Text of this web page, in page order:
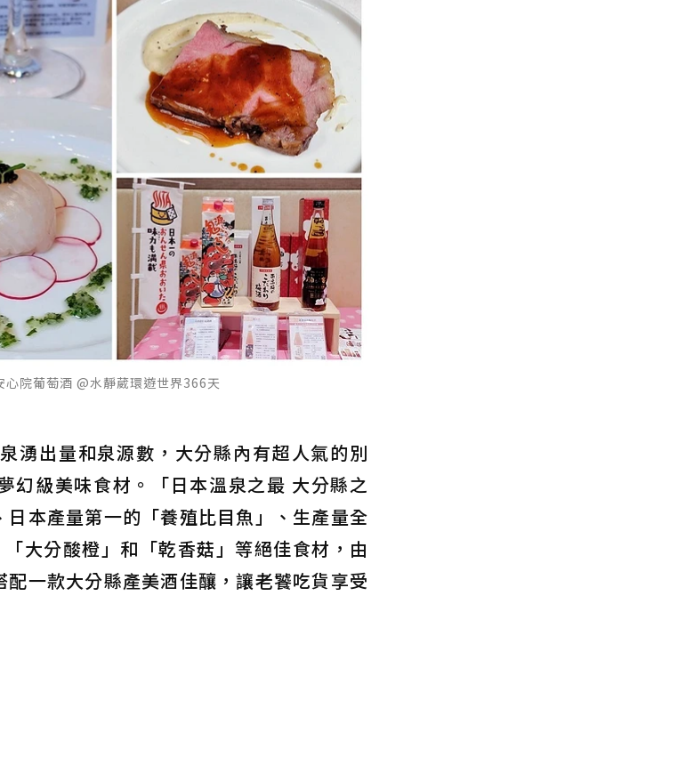
院葡萄酒 @水靜葳環遊世界366天
湧出量和泉源數，大分縣內有超人氣的別
幻級美味食材。「日本溫泉之最 大分縣之
本產量第一的「養殖比目魚」、生產量全
大分酸橙」和「乾香菇」等絕佳食材，由
一款大分縣產美酒佳釀，讓老饕吃貨享受